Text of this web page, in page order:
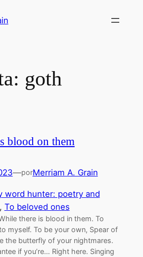
goth
blood on them
—porMerriam A. Grain
word hunter: poetry and
, To beloved ones
there is blood in them. To
myself. To be your own, Spear of
the butterfly of your nightmares.
if you’re… Right here. Singing